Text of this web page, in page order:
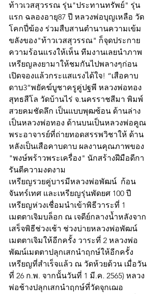
ท้าวเวสสุวรรณ รุ่น"ประทานทรัพย์" รุ่น
แรก ฉลองอายุ87 ปี หลวงพ่อบุญเหลือ วัด
โคกปี่ฆ้อง ร่วมสืบสานตำนานความเข้ม
ขลังของ"ท้าวเวสสุวรรณ" ก็จุดประกาย
ความร้อนแรงให้เห็น ทีมงานเลยนำภาพ
เหรียญลงยามาให้ชมกันไปพลางๆก่อน
เปิดจองแล้วกระแสแรงได้ใจ! “เสือคาบ
ดาบ3”พยัคฆ์บูชาครูคู่ปฐพี หลวงพ่อทอง
สุทธสีโล วัดบ้านไร่ จ.นครราชสีมา พิมพ์
สวยคมชัดลึก เป็นแบบพุฒซ้อน ด้านล่าง
เป็นหลวงพ่อทอง ด้านบนเป็นหลวงพ่อคูณ
พระอาจารย์ที่ถ่ายทอดสรรพวิชาให้ ด้าน
หลังเป็นเสือคาบดาบ ผลงานคุณภาพของ
"พงษ์พร้าวพระเครื่อง" นักสร้างฝีมือดีกา
รันตีความงดงาม
เหรียญรวยคู่บารมีหลวงพ่อพัฒน์  ก้อน
จันทร์เทศ และเหรียญรุ่นพัดยศ 100 ปี
เหรียญห่วงเชื่อมนำเข้าพิธีวาระที่ 1
เมตตาเจิมบล็อก ณ เจดีย์กลางน้ำหลังจาก
เสร็จพิธีช่วงเช้า ช่วงบ่ายหลวงพ่อพัฒน์
เมตตาเจิมให้อีกครั้ง วาระที่ 2 หลวงพ่อ
พัฒน์เมตตาปลุกเสกนำฤกษ์ให้อีกครั้ง
เหรียญที่สำเร็จแล้ว ณ วัดห้วยด้วน เมื่อวัน
ที่ 26 ก.พ. จากนั้นวันที่ 1 มี.ค. 2565) หลวง
พ่อช้างปลุกเสกนำฤกษ์ที่วัดจุกเฌอ